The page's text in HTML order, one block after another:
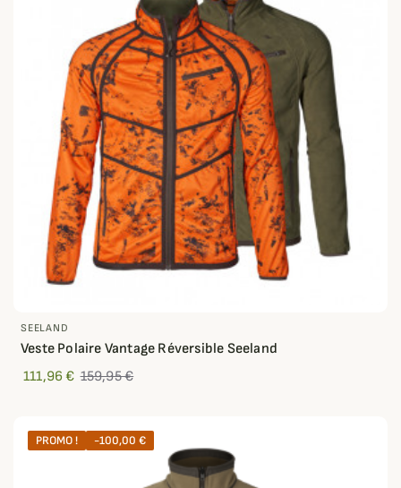
SEELAND
Veste Polaire Vantage Réversible Seeland
111,96 € 159,95 €
PROMO ! -100,00 €